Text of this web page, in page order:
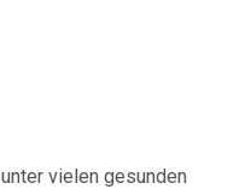
vielen gesunden